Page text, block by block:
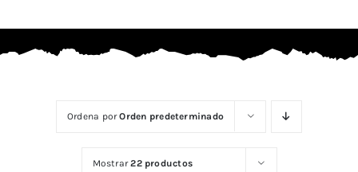
Ordena porOrden predeterminado
Mostrar22 productos